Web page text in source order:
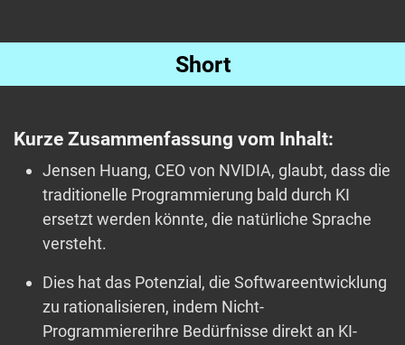
Short
Kurze Zusammenfassung vom Inhalt:
Jensen Huang, CEO von NVIDIA, glaubt, dass die
traditionelle Programmierung bald durch KI
ersetzt werden könnte, die natürliche Sprache
versteht.
Dies hat das Potenzial, die Softwareentwicklung
zu rationalisieren, indem Nicht-
Programmiererihre Bedürfnisse direkt an KI-